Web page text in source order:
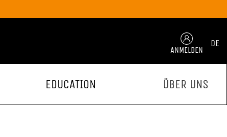
ANMELDEN
DE
EDUCATION ÜBER UNS